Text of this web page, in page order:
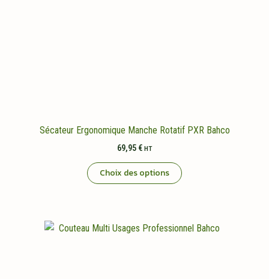
Sécateur Ergonomique Manche Rotatif PXR Bahco
69,95 € HT
Choix des options
variations.